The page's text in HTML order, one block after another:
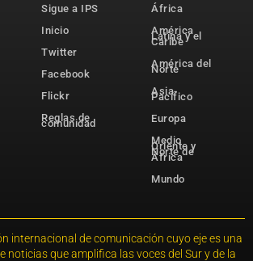
Sigue a IPS
Inicio
Twitter
Facebook
Flickr
Reglas de
comunidad
África
América
Latina y el
Caribe
América del
Norte
Asia-
Pacífico
Europa
Medio
Oriente y
Norte de
África
Mundo
internacional de comunicación cuyo eje es una
noticias que amplifica las voces del Sur y de la